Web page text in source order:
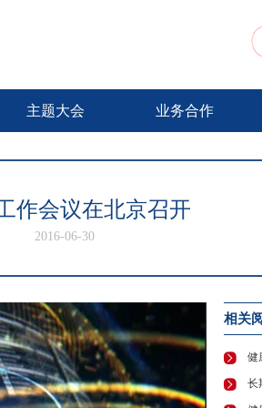
主题大会 业务合作
作会议在北京召开
2016-06-30
相关